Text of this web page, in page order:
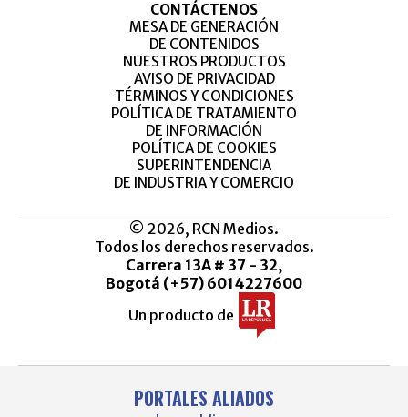
CONTÁCTENOS
MESA DE GENERACIÓN
DE CONTENIDOS
NUESTROS PRODUCTOS
AVISO DE PRIVACIDAD
TÉRMINOS Y CONDICIONES
POLÍTICA DE TRATAMIENTO
DE INFORMACIÓN
POLÍTICA DE COOKIES
SUPERINTENDENCIA
DE INDUSTRIA Y COMERCIO
© 2026, RCN Medios.
Todos los derechos reservados.
Carrera 13A # 37 - 32,
Bogotá (+57) 6014227600
Un producto de
PORTALES ALIADOS